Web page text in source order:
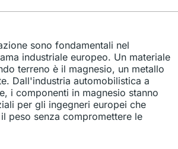
sono fondamentali nel
industriale europeo. Un materiale
terreno è il magnesio, un metallo
Dall'industria automobilistica a
i componenti in magnesio stanno
per gli ingegneri europei che
peso senza compromettere le